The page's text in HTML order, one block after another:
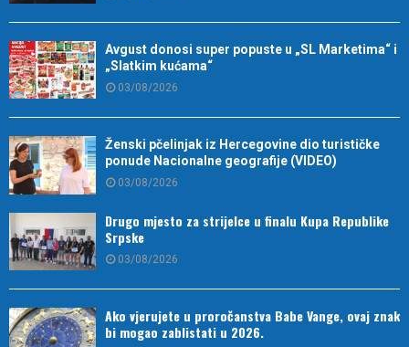
Avgust donosi super popuste u „SL Marketima“ i
„Slatkim kućama“
03/08/2026
Ženski pčelinjak iz Hercegovine dio turističke
ponude Nacionalne geografije (VIDEO)
03/08/2026
Drugo mjesto za strijelce u finalu Kupa Republike
Srpske
03/08/2026
Ako vjerujete u proročanstva Babe Vange, ovaj znak
bi mogao zablistati u 2026.